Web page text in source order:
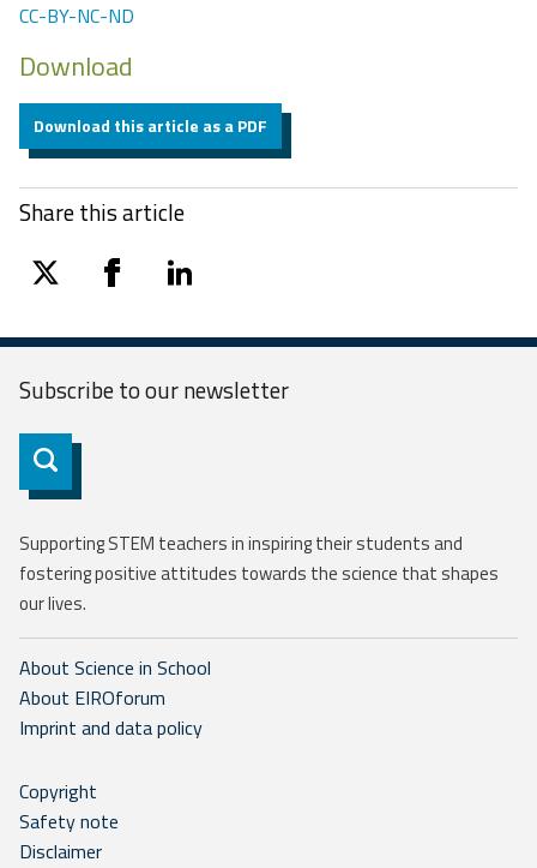
CC-BY-NC-ND
Download
Download this article as a PDF
Share this article
twitter facebooklinkedin
Subscribe to ournewsletter
Subscribe
Supporting STEM teachers in inspiring their students and
fostering positive attitudes towards the science that shapes
our lives.
About Science in School
About EIROforum
Imprint and data policy
Copyright
Safety note
Disclaimer